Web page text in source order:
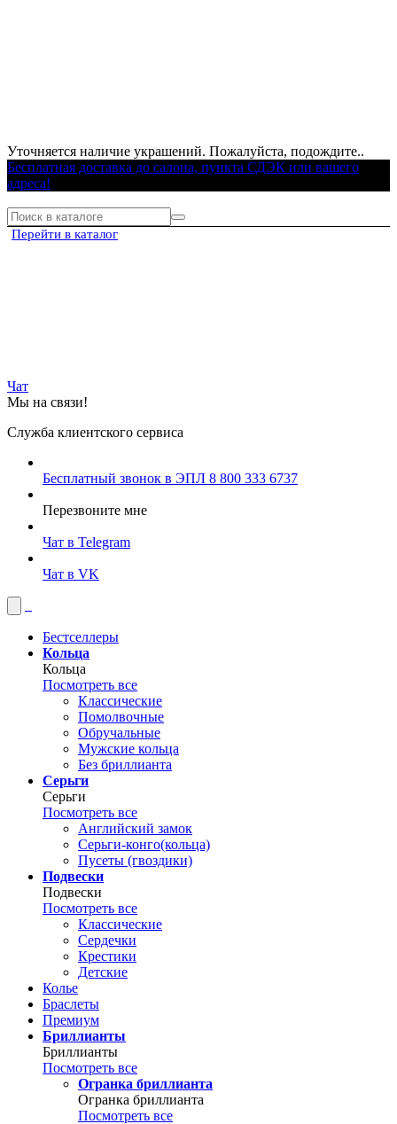
Уточняется наличие украшений. Пожалуйста, подождите..
Бесплатная доставка до салона, пункта СДЭК или вашего
адреса!
Перейти в каталог
Чат
Мы на связи!
Служба клиентского сервиса
Бесплатный звонок в ЭПЛ 8 800 333 6737
Перезвоните мне
Чат в Telegram
Чат в VK
Бестселлеры
Кольца
Кольца
Посмотреть все
Классические
Помолвочные
Обручальные
Мужские кольца
Без бриллианта
Серьги
Серьги
Посмотреть все
Английский замок
Серьги-конго(кольца)
Пусеты (гвоздики)
Подвески
Подвески
Посмотреть все
Классические
Сердечки
Крестики
Детские
Колье
Браслеты
Премиум
Бриллианты
Бриллианты
Посмотреть все
Огранка бриллианта
Огранка бриллианта
Посмотреть все